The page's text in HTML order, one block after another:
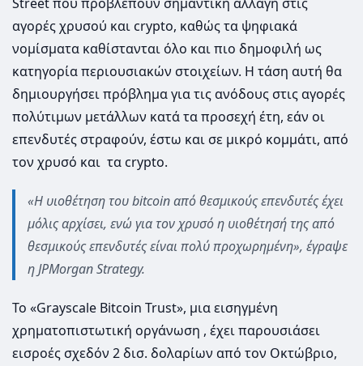
αγορές χρυσού και crypto, καθώς τα ψηφιακά
νομίσματα καθίστανται όλο και πιο δημοφιλή ως
κατηγορία περιουσιακών στοιχείων. Η τάση αυτή θα
δημιουργήσει πρόβλημα για τις ανόδους στις αγορές
πολύτιμων μετάλλων κατά τα προσεχή έτη, εάν οι
επενδυτές στραφούν, έστω και σε μικρό κομμάτι, από
τον χρυσό και τα crypto.
«Η υιοθέτηση του bitcoin από θεσμικούς επενδυτές έχει
μόλις αρχίσει, ενώ για τον χρυσό η υιοθέτησή της από
θεσμικούς επενδυτές είναι πολύ προχωρημένη», έγραψε
η JPMorgan Strategy.
Το «Grayscale Bitcoin Trust», μια εισηγμένη
χρηματοπιστωτική οργάνωση , έχει παρουσιάσει
εισροές σχεδόν 2 δισ. δολαρίων από τον Οκτώβριο,